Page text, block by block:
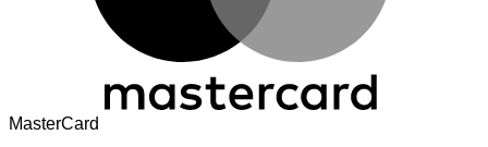
MasterCard